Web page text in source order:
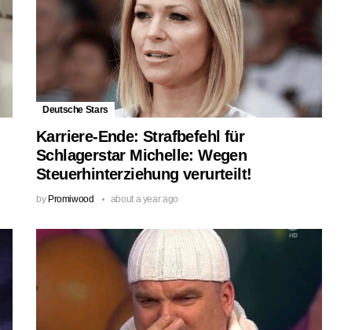
Deutsche Stars
Karriere-Ende: Strafbefehl für
Schlagerstar Michelle: Wegen
Steuerhinterziehung verurteilt!
by Promiwood about a year ago